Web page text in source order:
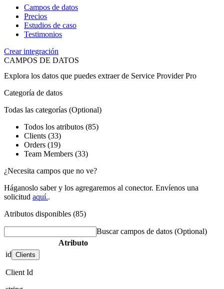
Campos de datos
Precios
Estudios de caso
Testimonios
Crear integración
CAMPOS DE DATOS
Explora los datos que puedes extraer de Service Provider Pro
Categoría de datos
Todas las categorías (Optional)
Todos los atributos (85)
Clients (33)
Orders (19)
Team Members (33)
¿Necesita campos que no ve?
Háganoslo saber y los agregaremos al conector. Envíenos una
solicitud aquí..
Atributos disponibles (85)
Buscar campos de datos (Optional)
Atributo
id Clients
Client Id